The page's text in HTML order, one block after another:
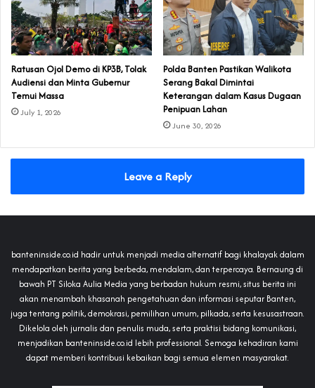
‎Ratusan Ojol Demo di KP3B, Tolak
Audiensi dan Minta Gubernur
Temui Massa
July 1, 2026
Polda Banten Pastikan Walikota
Serang Bakal Dimintai
Keterangan dalam Kasus Dugaan
Penipuan Lahan
June 30, 2026
Leave a Reply
banteninside.co.id hadir untuk menjadi media alternatif bagi khalayak dalam
mendapatkan berita yang berbeda, mendalam, dan terpercaya. Bernaung di
bawah PT Siloka Aulia Media yang berbadan hukum resmi, situs berita ini
akan menambah khasanah pengetahuan dan informasi seputar Banten,
juga tentang politik, demokrasi, pemilihan umum, pilkada, serta kesusastraan.
Dikelola oleh jurnalis dan penulis muda, serta praktisi bidang komunikasi,
menjadikan banteninside.co.id lebih professional. Semoga kehadiran kami
dapat memberi kontribusi kebaikan bagi semua elemen masyarakat.